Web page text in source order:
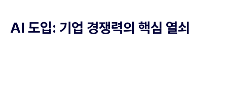
AI 도입: 기업 경쟁력의 핵심 열쇠